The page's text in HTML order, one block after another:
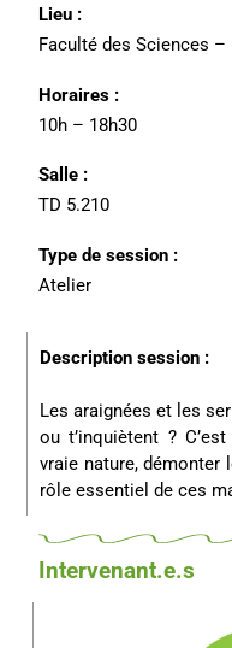
Lieu :
Faculté des Sciences
Horaires :
10h – 18h30
Salle :
TD 5.210
Type de session :
Atelier
Description session :
Les araignées et les
ou t’inquiètent ?
vraie nature, démonter
rôle essentiel de ces
Intervenant.e.s